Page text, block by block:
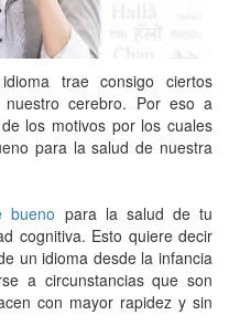
trae consigo ciertos
cerebro. Por eso a
los motivos por los cuales
para la salud de nuestra
bueno para la salud de tu
cognitiva. Esto quiere decir
un idioma desde la infancia
a circunstancias que son
con mayor rapidez y sin